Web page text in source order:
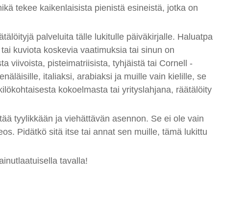
tekee kaikenlaisista pienistä esineistä, jotka on
palveluita tälle lukitulle päiväkirjalle. Haluatpa
kuviota koskevia vaatimuksia tai sinun on
viivoista, pisteimatriisista, tyhjäistä tai Cornell -
italiaksi, arabiaksi ja muille vain kielille, se
kokoelmasta tai yrityslahjana, räätälöity
tyylikkään ja viehättävän asennon. Se ei ole vain
Pidätkö sitä itse tai annat sen muille, tämä lukittu
tavalla!